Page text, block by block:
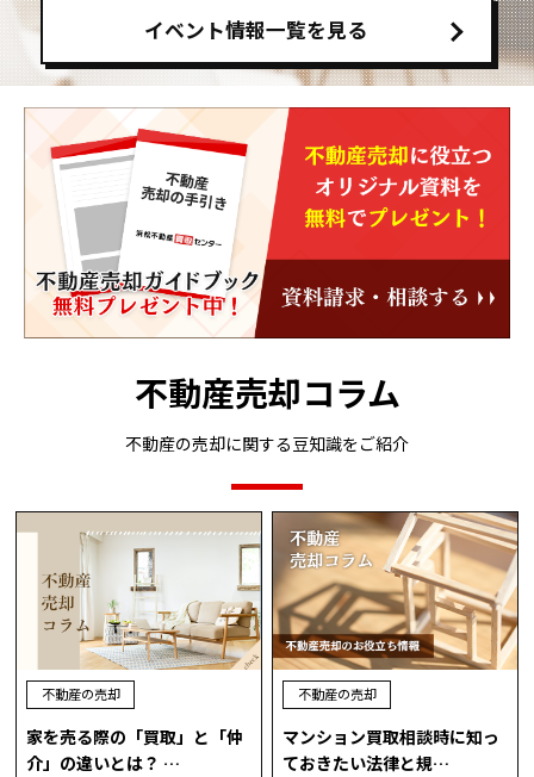
イベント情報一覧を見る
不動産売却コラム
不動産の売却に関する豆知識をご紹介
不動産の売却
家を売る際の「買取」と「仲
介」の違いとは？ …
不動産の売却
マンション買取相談時に知っ
ておきたい法律と規…